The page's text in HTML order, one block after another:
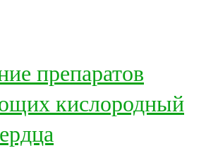
препаратов
кислородный